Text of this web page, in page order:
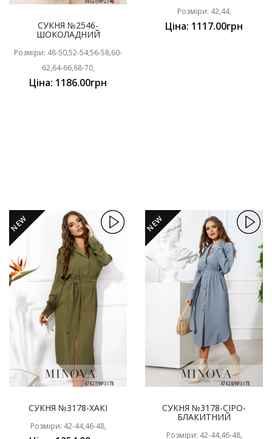
СУКНЯ №2546-
ШОКОЛАДНИЙ
Розміри: 48-50,52-54,56-58,60-
62,64-66,68-70,
Ціна: 1186.00грн
Розміри: 42,44,
Ціна: 1117.00грн
NEW
СУКНЯ №3178-ХАКІ
Розміри: 42-44,46-48,
NEW
СУКНЯ №3178-СІРО-
БЛАКИТНИЙ
Розміри: 42-44,46-48,